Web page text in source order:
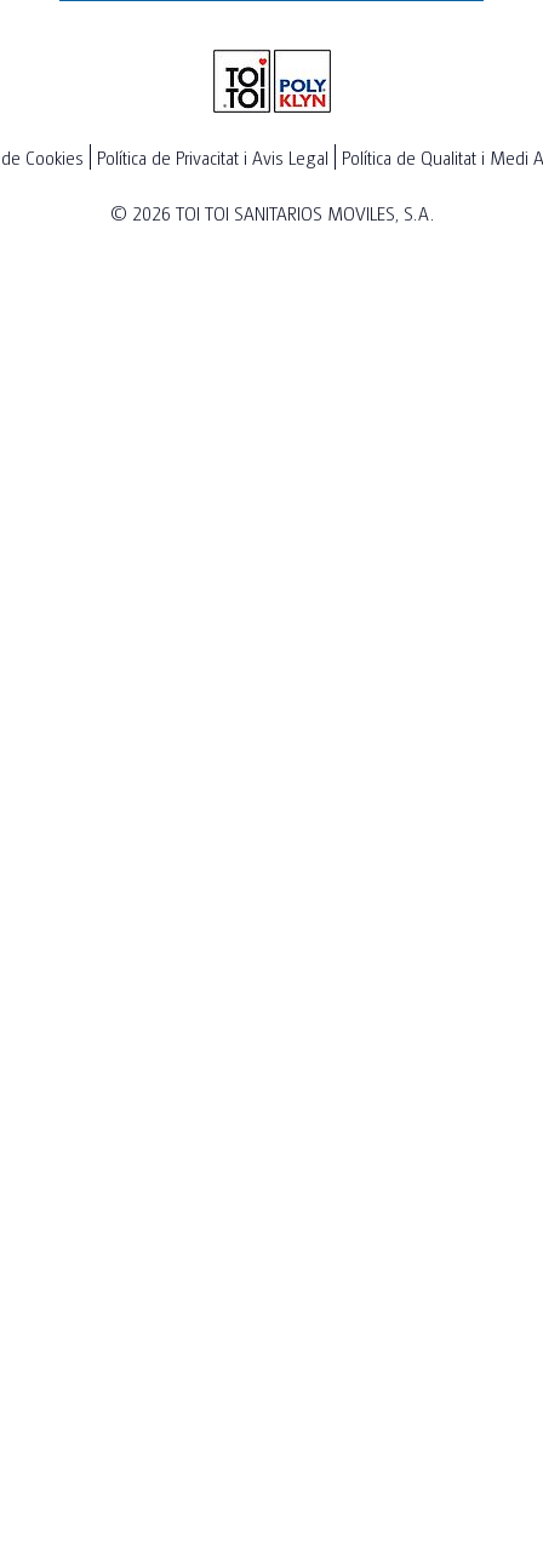
© 2026 TOI TOI SANITARIOS MOVILES, S.A.
Cookies Política de Privacitat i Avis Legal Política de Qualitat i Medi